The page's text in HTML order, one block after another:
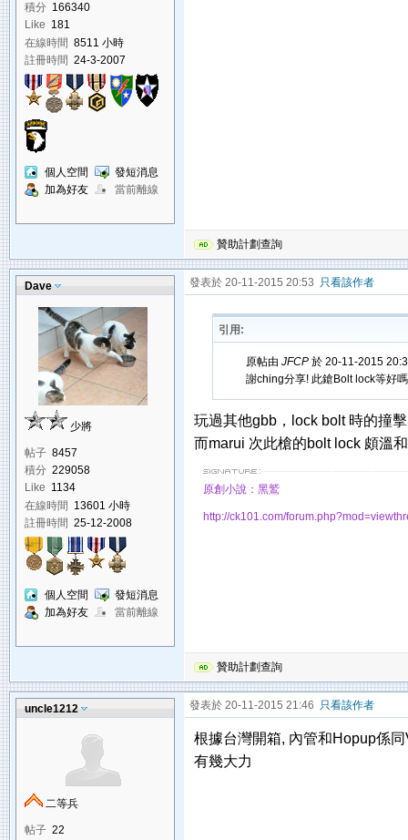
積分 166340
Like 181
在線時間 8511 小時
註冊時間 24-3-2007
個人空間
發短消息
加為好友
當前離線
贊助計劃查詢
Dave
少將
帖子 8457
積分 229058
Like 1134
在線時間 13601 小時
註冊時間 25-12-2008
個人空間
發短消息
加為好友
當前離線
發表於 20-11-2015 20:53 只看該作者
引用:
原帖由 JFCP於 20-11-2015
謝ching分享! 此鎗Bolt lock等好
玩過其他gbb，lock bolt 時的撞
而marui 次此槍的bolt lock 頗溫
原創小說：黑鷲
http://ck101.com/
贊助計劃查詢
uncle1212
二等兵
帖子 22
發表於 20-11-2015 21:46 只看該作者
根據台灣開箱, 內管和Hopup係
有幾大力